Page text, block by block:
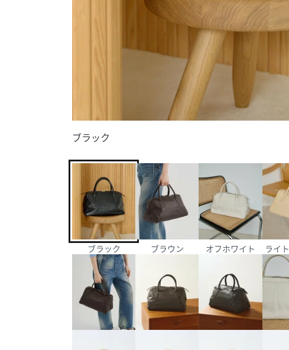
ブラック
ブラック ブラウン オフホワイト ライ